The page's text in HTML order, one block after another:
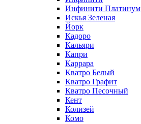
Инфинити Платинум
Искья Зеленая
Йорк
Кадоро
Кальяри
Капри
Каррара
Кватро Белый
Кватро Графит
Кватро Песочный
Кент
Колизей
Комо